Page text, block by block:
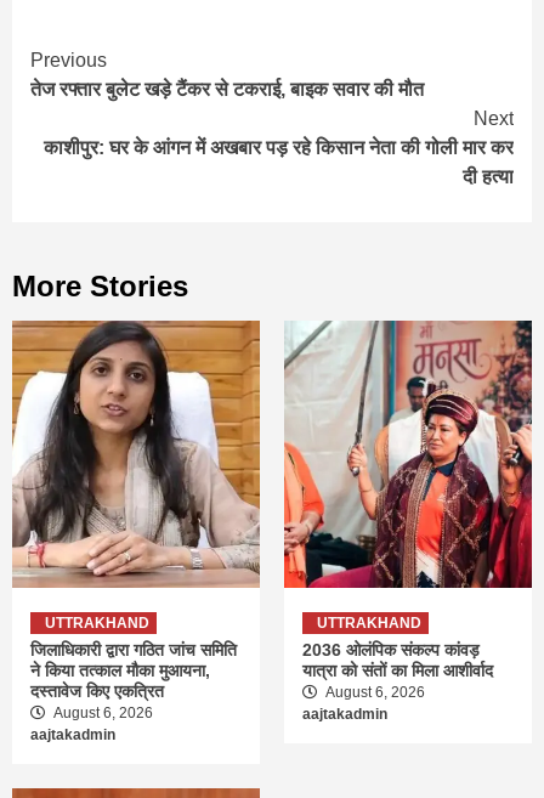
Continue
Reading
Previous
तेज रफ्तार बुलेट खड़े टैंकर से टकराई, बाइक सवार की मौत
Next
काशीपुर: घर के आंगन में अखबार पड़ रहे किसान नेता की गोली मार कर
दी हत्या
More Stories
UTTRAKHAND
जिलाधिकारी द्वारा गठित जांच समिति
ने किया तत्काल मौका मुआयना,
दस्तावेज किए एकत्रित
August 6, 2026
aajtakadmin
UTTRAKHAND
2036 ओलंपिक संकल्प कांवड़
यात्रा को संतों का मिला आशीर्वाद
August 6, 2026
aajtakadmin